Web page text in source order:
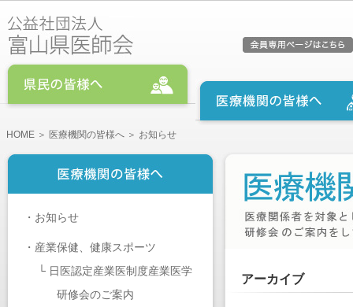
HOME ＞ 医療機関の皆様へ ＞ お知らせ
・ お知らせ
・ 産業保健、健康スポーツ
└ 日医認定産業医制度産業医学
研修会のご案内
アーカイブ